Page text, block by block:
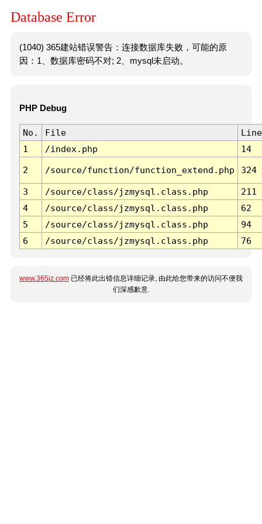
Database Error
(1040) 365建站错误警告：连接数据库失败，可能的原
因：1、数据库密码不对; 2、mysql未启动。
PHP Debug
No. File
Line
1
/index.php 14
2 /source/function/function_extend.php 324
3 /source/class/jzmysql.class.php
211
4
/source/class/jzmysql.class.php
62
5
/source/class/jzmysql.class.php
94
6
/source/class/jzmysql.class.php 76
www.365jz.com 已经将此出错信息详细记录, 由此给您带来的访问不便我
们深感歉意.